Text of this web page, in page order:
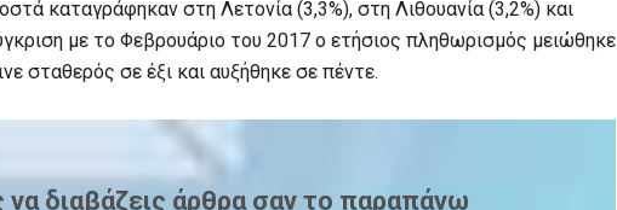
καταγράφηκαν στη Λετονία (3,3%), στη Λιθουανία (3,2%) και
με το Φεβρουάριο του 2017 ο ετήσιος πληθωρισμός μειώθηκε
σταθερός σε έξι και αυξήθηκε σε πέντε.
να διαβάζεις άρθρα σαν το παραπάνω